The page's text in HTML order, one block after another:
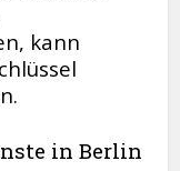
kann
in Berlin